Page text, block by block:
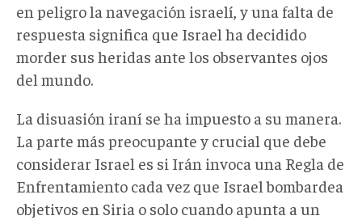
en peligro la navegación israelí, y una falta de
respuesta significa que Israel ha decidido
morder sus heridas ante los observantes ojos
del mundo.
La disuasión iraní se ha impuesto a su manera.
La parte más preocupante y crucial que debe
considerar Israel es si Irán invoca una Regla de
Enfrentamiento cada vez que Israel bombardea
objetivos en Siria o solo cuando apunta a un